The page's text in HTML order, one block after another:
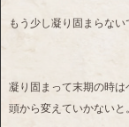
もう少し凝り固まらない
凝り固まって末期の時は
頭から変えていかないと。